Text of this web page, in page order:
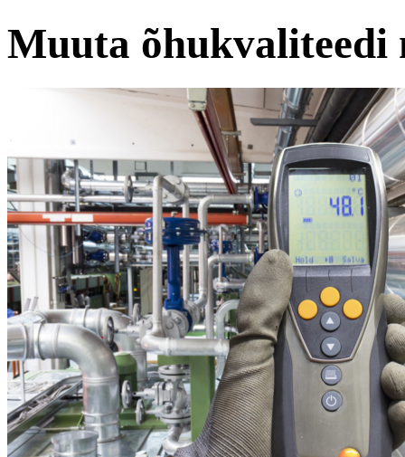
Muuta õhukvaliteedi